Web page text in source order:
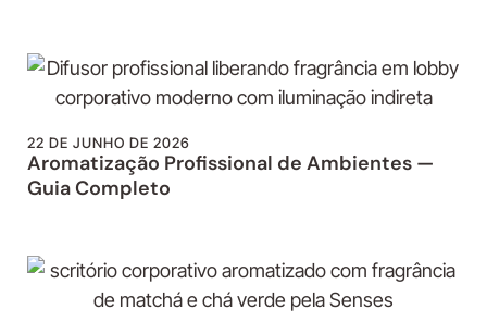
22 DE JUNHO DE 2026
Aromatização Profissional de Ambientes —
Guia Completo